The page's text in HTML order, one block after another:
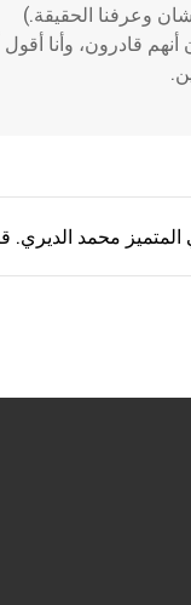
وعرفنا الحقيقة.)
قادرون، وأنا
المتميز محمد الديري.